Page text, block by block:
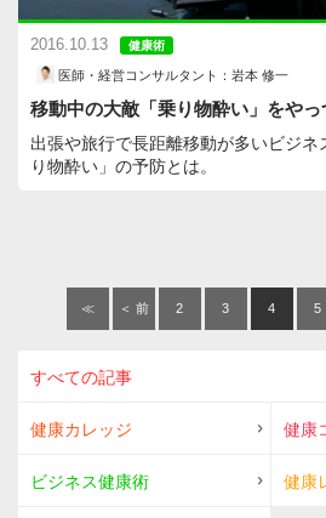
2016.10.13 健康術
医師・経営コンサルタント：岩本 修一
移動中の大敵「乗り物酔い」をやっ
出張や旅行で長距離移動が多いビジ
り物酔い」の予防とは。
≪ ＜ 前 2 3 4 5
すべての記事
健康カレッジ 健康
ビジネス健康術 健康